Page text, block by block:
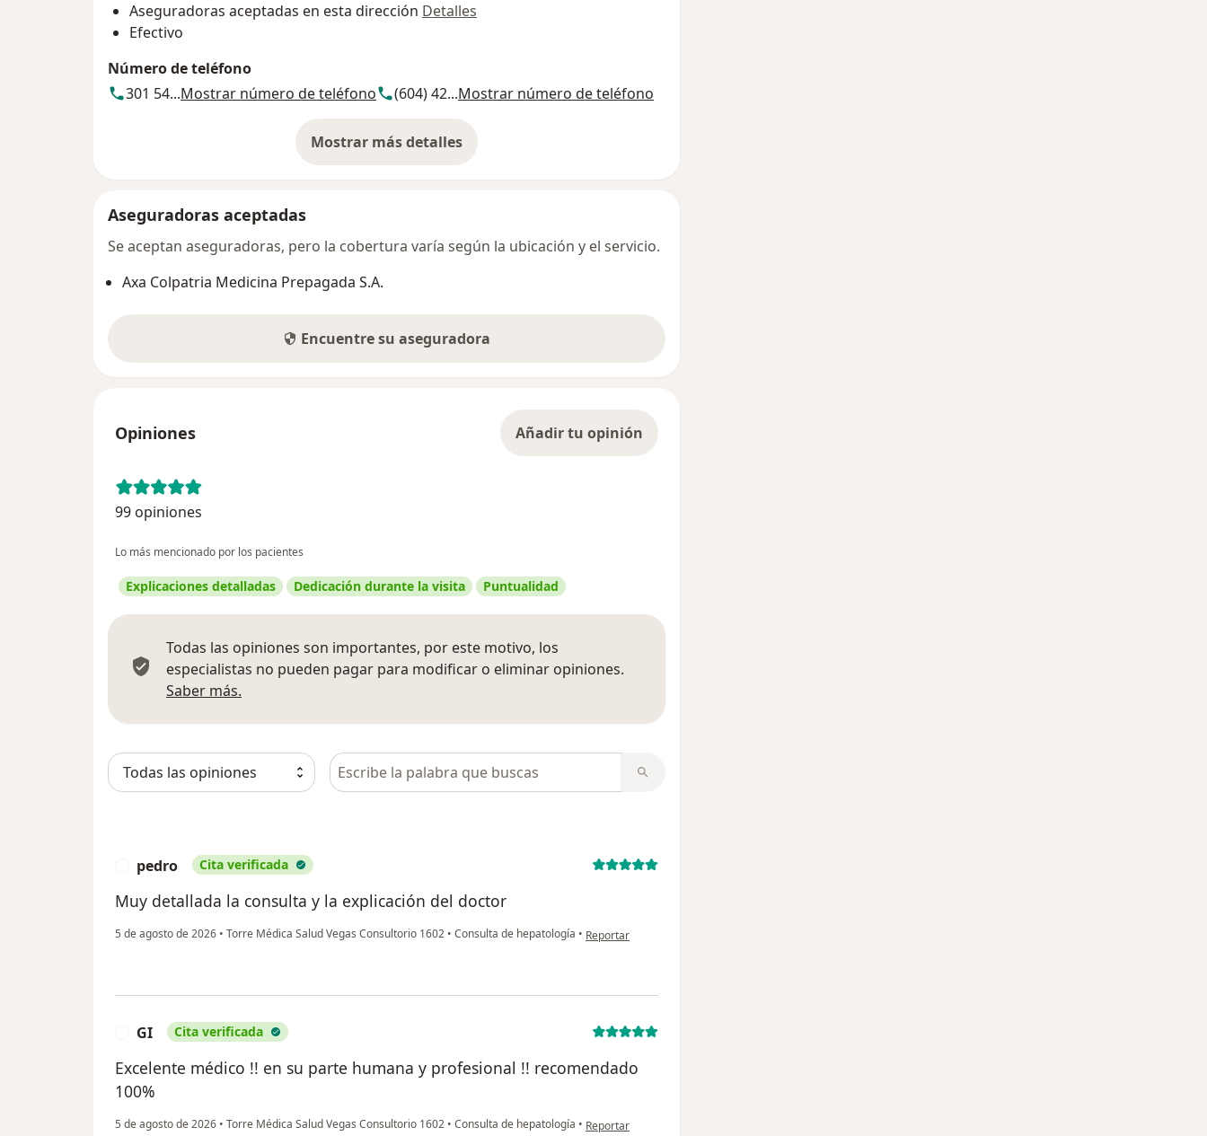
Aseguradoras aceptadas en esta dirección Detalles
Efectivo
Número de teléfono
301 54...Mostrar número de teléfono (604) 42...Mostrar número de teléfono
Mostrar más detalles
sobre la dirección
Aseguradoras aceptadas
Se aceptan aseguradoras, pero la cobertura varía según la ubicación y el servicio.
Axa Colpatria Medicina Prepagada S.A.
Encuentre su aseguradora
Opiniones Añadir tu opinión
99 opiniones
Lo más mencionado por los pacientes
Explicaciones detalladas Dedicación durante la visita Puntualidad
Todas las opiniones son importantes, por este motivo, los
especialistas no pueden pagar para modificar o eliminar opiniones.
Saber más.
Busca en opiniones
pedro Cita verificada
Muy detallada la consulta y la explicación del doctor
5 de agosto de 2026 • Torre Médica Salud Vegas Consultorio 1602 • Consulta de hepatología • en opinión del usuario pedro
Reportar
GI Cita verificada
Excelente médico !! en su parte humana y profesional !! recomendado
100%
5 de agosto de 2026 • Torre Médica Salud Vegas Consultorio 1602 • Consulta de hepatología • en opinión del usuario GI
Reportar